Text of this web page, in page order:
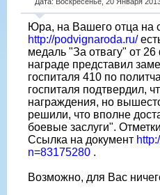
Юра, на Вашего отца на
http://podvignaroda.ru/
медаль "За отвагу" от
награде представил
госпиталя 410 по
госпиталя подтвердил,
награждения, но
решили, что вполне
боевые заслуги".
Ссылка на документ
n=83175280 .
Возможно, для Вас